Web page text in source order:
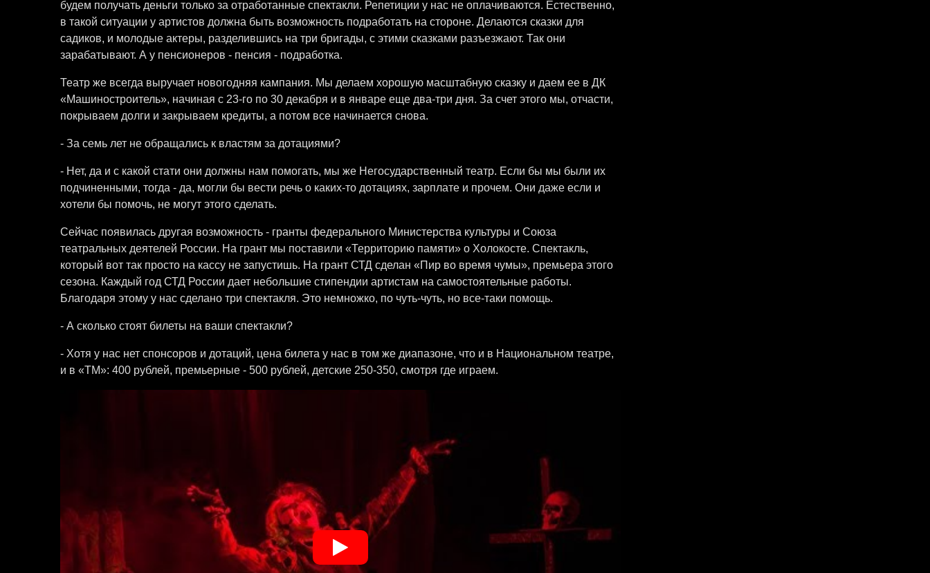
будем получать деньги только за отработанные спектакли. Репетиции у нас не оплачиваются. Естественно,
в такой ситуации у артистов должна быть возможность подработать на стороне. Делаются сказки для
садиков, и молодые актеры, разделившись на три бригады, с этими сказками разъезжают. Так они
зарабатывают. А у пенсионеров - пенсия - подработка.
Театр же всегда выручает новогодняя кампания. Мы делаем хорошую масштабную сказку и даем ее в ДК
«Машиностроитель», начиная с 23-го по 30 декабря и в январе еще два-три дня. За счет этого мы, отчасти,
покрываем долги и закрываем кредиты, а потом все начинается снова.
- За семь лет не обращались к властям за дотациями?
- Нет, да и с какой стати они должны нам помогать, мы же Негосударственный театр. Если бы мы были их
подчиненными, тогда - да, могли бы вести речь о каких-то дотациях, зарплате и прочем. Они даже если и
хотели бы помочь, не могут этого сделать.
Сейчас появилась другая возможность - гранты федерального Министерства культуры и Союза
театральных деятелей России. На грант мы поставили «Территорию памяти» о Холокосте. Спектакль,
который вот так просто на кассу не запустишь. На грант СТД сделан «Пир во время чумы», премьера этого
сезона. Каждый год СТД России дает небольшие стипендии артистам на самостоятельные работы.
Благодаря этому у нас сделано три спектакля. Это немножко, по чуть-чуть, но все-таки помощь.
- А сколько стоят билеты на ваши спектакли?
- Хотя у нас нет спонсоров и дотаций, цена билета у нас в том же диапазоне, что и в Национальном театре,
и в «ТМ»: 400 рублей, премьерные - 500 рублей, детские 250-350, смотря где играем.